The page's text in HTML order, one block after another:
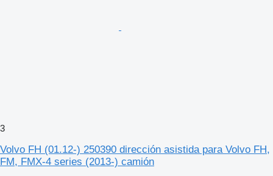
3
Volvo FH (01.12-) 250390 dirección asistida para Volvo FH,
FM, FMX-4 series (2013-) camión